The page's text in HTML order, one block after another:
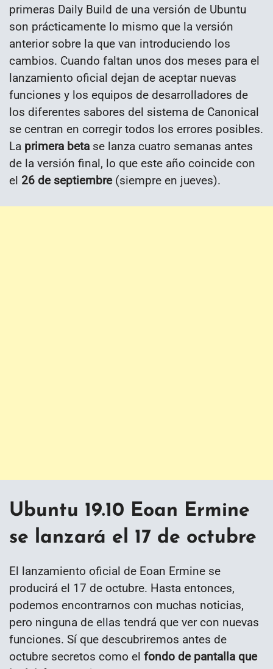
primeras Daily Build de una versión de Ubuntu
son prácticamente lo mismo que la versión
anterior sobre la que van introduciendo los
cambios. Cuando faltan unos dos meses para el
lanzamiento oficial dejan de aceptar nuevas
funciones y los equipos de desarrolladores de
los diferentes sabores del sistema de Canonical
se centran en corregir todos los errores posibles.
La primera beta se lanza cuatro semanas antes
de la versión final, lo que este año coincide con
el 26 de septiembre(siempre en jueves).
Ubuntu 19.10 Eoan Ermine
se lanzará el 17 de octubre
El lanzamiento oficial de Eoan Ermine se
producirá el 17 de octubre. Hasta entonces,
podemos encontrarnos con muchas noticias,
pero ninguna de ellas tendrá que ver con nuevas
funciones. Sí que descubriremos antes de
octubre secretos como el fondo de pantalla que